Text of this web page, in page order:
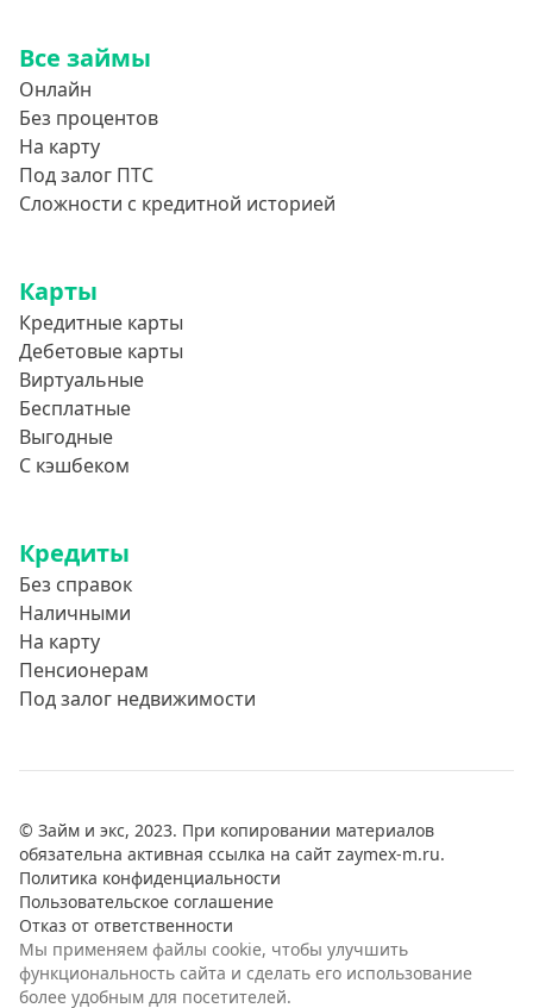
Все займы
Онлайн
Без процентов
На карту
Под залог ПТС
Сложности с кредитной историей
Карты
Кредитные карты
Дебетовые карты
Виртуальные
Бесплатные
Выгодные
С кэшбеком
Кредиты
Без справок
Наличными
На карту
Пенсионерам
Под залог недвижимости
© Займ и экс, 2023. При копировании материалов
обязательна активная ссылка на сайт zaymex-m.ru.
Политика конфиденциальности
Пользовательское соглашение
Отказ от ответственности
Мы применяем файлы cookie, чтобы улучшить
функциональность сайта и сделать его использование
более удобным для посетителей.